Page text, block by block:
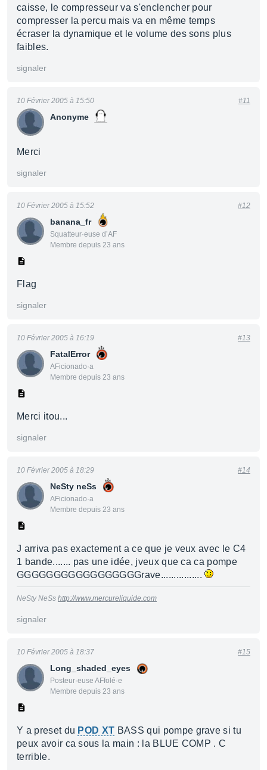
caisse, le compresseur va s'enclencher pour
compresser la percu mais va en même temps
écraser la dynamique et le volume des sons plus
faibles.
signaler
Anonyme
10 Février 2005 à 15:50 #11
Merci
signaler
banana_fr
Squatteur·euse d’AF
Membre depuis 23 ans
10 Février 2005 à 15:52 #12
Flag
signaler
FatalError
AFicionado·a
Membre depuis 23 ans
10 Février 2005 à 16:19 #13
Merci itou...
signaler
NeSty neSs
AFicionado·a
Membre depuis 23 ans
10 Février 2005 à 18:29 #14
J arriva pas exactement a ce que je veux avec le C4
1 bande....... pas une idée, jveux que ca ca pompe
GGGGGGGGGGGGGGGGGrave................
NeSty NeSs http://www.mercureliquide.com
signaler
Long_shaded_eyes
Posteur·euse AFfolé·e
Membre depuis 23 ans
10 Février 2005 à 18:37 #15
Y a preset du POD XT BASS qui pompe grave si tu
peux avoir ca sous la main : la BLUE COMP . C
terrible.